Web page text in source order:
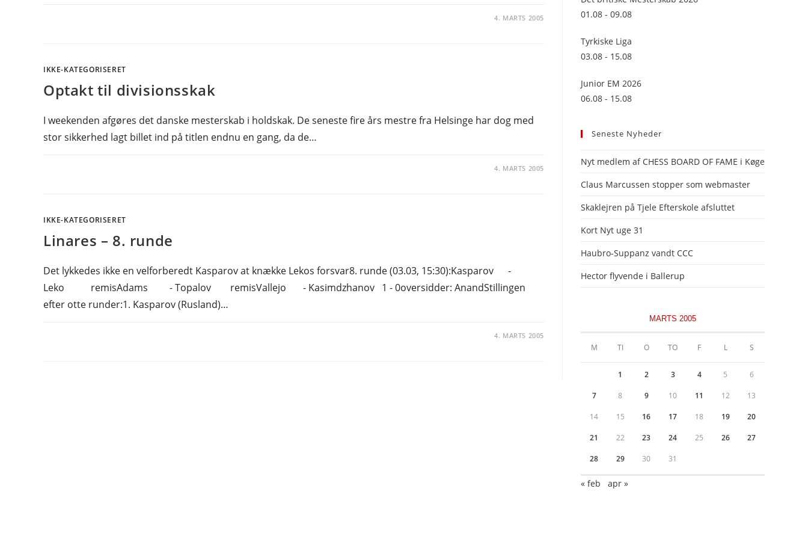
4. MARTS 2005
IKKE-KATEGORISERET
Optakt til divisionsskak
I weekenden afgøres det danske mesterskab i holdskak. De seneste fire års mestre fra Helsinge har dog med
stor sikkerhed lagt billet ind på titlen endnu en gang, da de…
4. MARTS 2005
IKKE-KATEGORISERET
Linares – 8. runde
Det lykkedes ikke en velforberedt Kasparov at knække Lekos forsvar8. runde (03.03, 15:30):Kasparov -
Leko remisAdams - Topalov remisVallejo - Kasimdzhanov 1 - 0oversidder: AnandStillingen
efter otte runder:1. Kasparov (Rusland)…
4. MARTS 2005
01.08 - 09.08
Tyrkiske Liga
03.08 - 15.08
Junior EM 2026
06.08 - 15.08
Seneste Nyheder
Nyt medlem af CHESS BOARD OF FAME i Køge
Claus Marcussen stopper som webmaster
Skaklejren på Tjele Efterskole afsluttet
Kort Nyt uge 31
Haubro-Suppanz vandt CCC
Hector flyvende i Ballerup
MARTS 2005
M TI O TO F L S
1 2 3 4 5 6
7 8 9 10 11 12 13
14 15 16 17 18 19 20
21 22 23 24 25 26 27
28 29 30 31
« feb apr »